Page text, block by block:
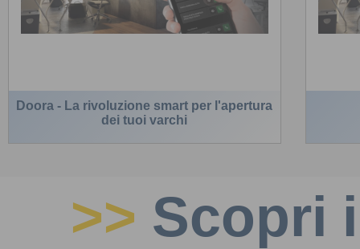
Doora - La rivoluzione smart per l'apertura
dei tuoi varchi
>> Scopri